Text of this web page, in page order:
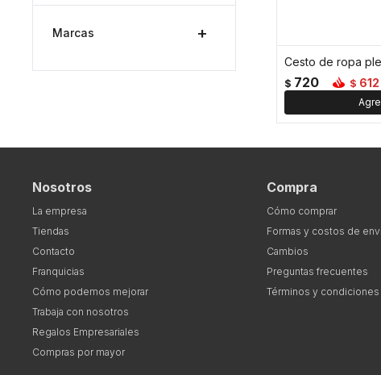
$ 720 $ 612
Marcas
Nosotros
La empresa
Tiendas
Contacto
Franquicias
Cómo podemos mejorar
Trabaja con nosotros
Regalos Empresariales
Compras por mayor
Compra
Cómo comprar
Formas y costos de
Cambios
Preguntas frecuentes
Términos y condiciones